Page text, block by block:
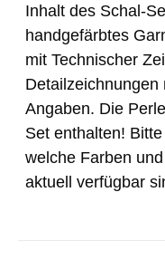
Inhalt des Schal-
handgefärbtes
mit Technischer
Detailzeichnungen
Angaben. Die
Set enthalten!
welche Farben
aktuell verfügbar